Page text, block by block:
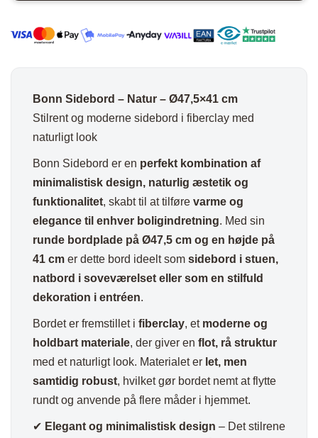
antal
Bonn Sidebord – Natur – Ø47,5×41 cm
Stilrent og moderne sidebord i fiberclay med
naturligt look
Bonn Sidebord er en perfekt kombination af
minimalistisk design, naturlig æstetik og
funktionalitet, skabt til at tilføre varme og
elegance til enhver boligindretning. Med sin
runde bordplade på Ø47,5 cm og en højde på
41 cm er dette bord ideelt som sidebord i stuen,
natbord i soveværelset eller som en stilfuld
dekoration i entréen.
Bordet er fremstillet i fiberclay, et moderne og
holdbart materiale, der giver en flot, rå struktur
med et naturligt look. Materialet er let, men
samtidig robust, hvilket gør bordet nemt at flytte
rundt og anvende på flere måder i hjemmet.
✔ Elegant og minimalistisk design – Det stilrene